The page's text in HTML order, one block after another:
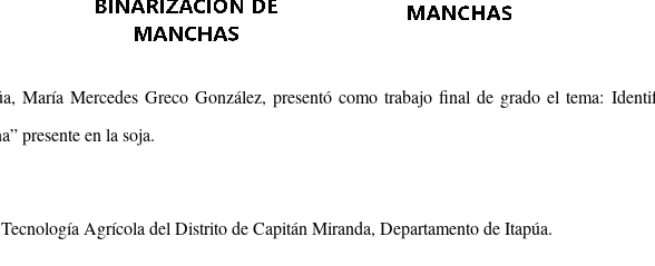
María Mercedes Greco González, presentó como trabajo final de grado el tema:
presente en la soja.
Agrícola del Distrito de Capitán Miranda, Departamento de Itapúa.